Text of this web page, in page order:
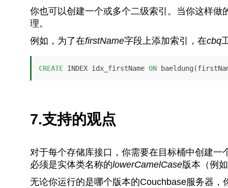
你也可以创建一个或多个二级索引。当你这样
理。
例如，为了在firstName字段上添加索引，在cbq
CREATE INDEX idx_firstName ON
7.支持的观点
对于每个存储库接口，你需要在目标桶中创建
必须是实体类名称的lowerCamelCase版本（例
无论你运行的是哪个版本的Couchbase服务器，